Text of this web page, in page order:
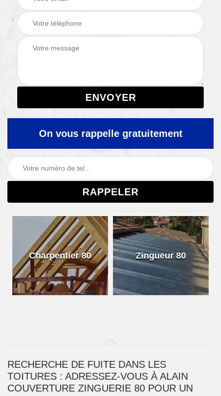
On vous rappelle gratuitement
Charpentier 80 Zingueur 80
RECHERCHE DE FUITE DANS LES
TOITURES : ADRESSEZ-VOUS À ALAIN
COUVERTURE ZINGUERIE 80 POUR UN